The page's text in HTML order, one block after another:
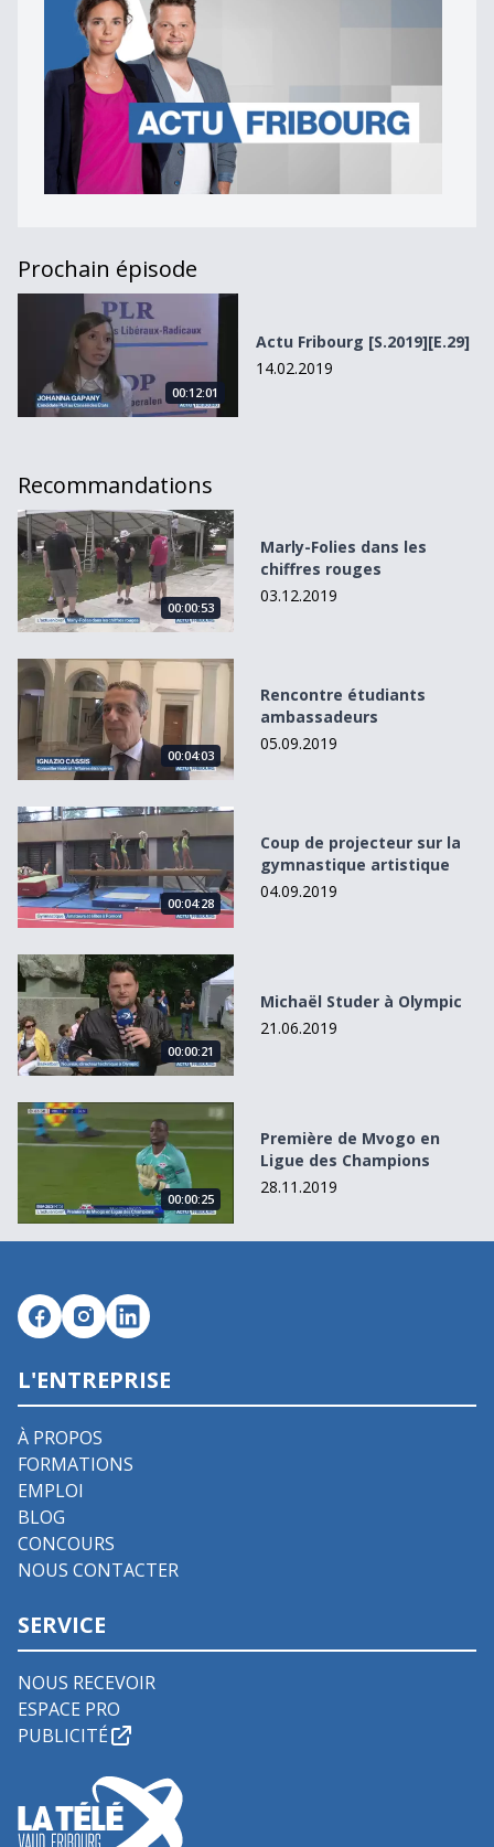
Prochain épisode
Actu Fribourg [S.2019][E.29]
00:12:01
Actu Fribourg [S.2019][E.29]
14.02.2019
Recommandations
Marly-Folies dans les chiffres rouges
00:00:53
Marly-Folies dans les
chiffres rouges
03.12.2019
Rencontre étudiants ambassadeurs
00:04:03
Rencontre étudiants
ambassadeurs
05.09.2019
Coup de projecteur sur la gymnastique artistique
00:04:28
Coup de projecteur sur la
gymnastique artistique
04.09.2019
Michaël Studer à Olympic
00:00:21
Michaël Studer à Olympic
21.06.2019
Première de Mvogo en Ligue des Champions
00:00:25
Première de Mvogo en
Ligue des Champions
28.11.2019
L'ENTREPRISE
À PROPOS
FORMATIONS
EMPLOI
BLOG
CONCOURS
NOUS CONTACTER
SERVICE
NOUS RECEVOIR
ESPACE PRO
PUBLICITÉ